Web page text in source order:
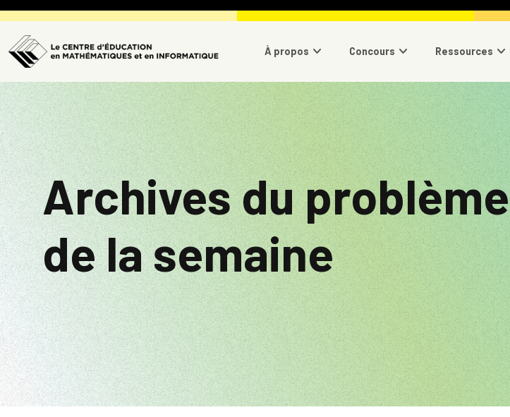
Skip to main content
Main navigation
À propos Concours Ressources
Archives du problème
de la semaine